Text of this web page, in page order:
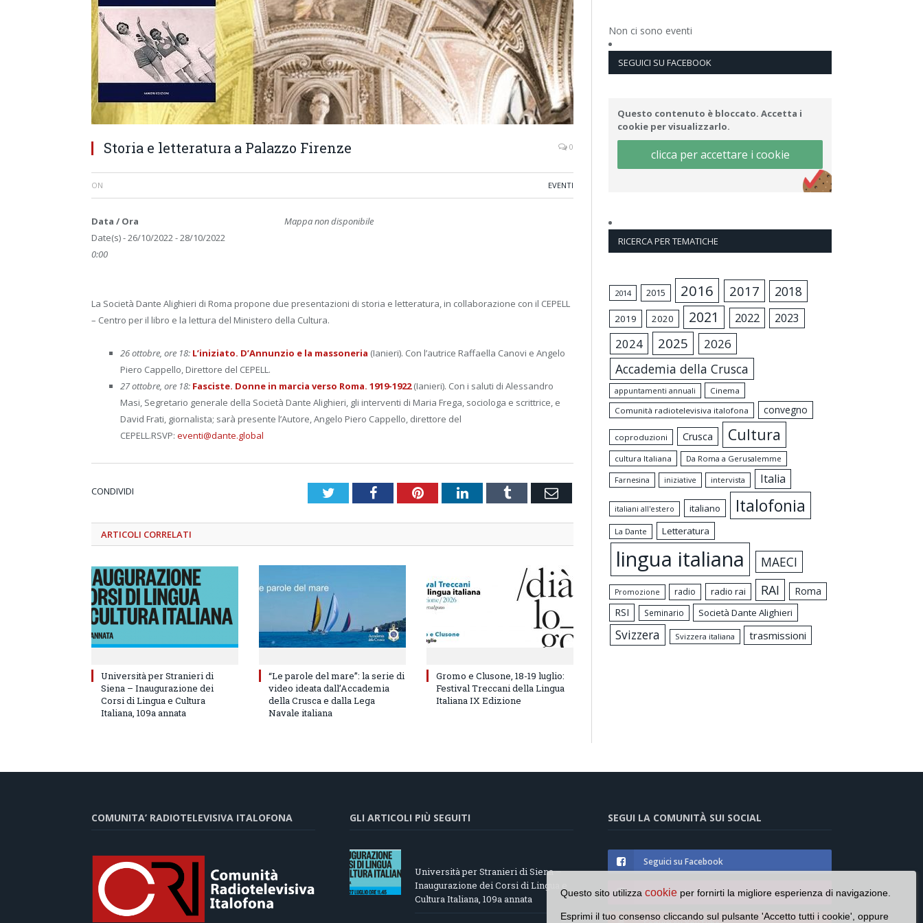
Storia e letteratura a Palazzo Firenze 0
ON EVENTI
Mappa non disponibile
Data / Ora
Date(s) - 26/10/2022 - 28/10/2022
0:00
La Società Dante Alighieri di Roma propone due presentazioni di storia e letteratura, in collaborazione con il CEPELL
– Centro per il libro e la lettura del Ministero della Cultura.
26 ottobre, ore 18: L’iniziato. D’Annunzio e la massoneria (Ianieri). Con l’autrice Raffaella Canovi e Angelo
Piero Cappello, Direttore del CEPELL.
27 ottobre, ore 18: Fasciste. Donne in marcia verso Roma. 1919-1922(Ianieri). Con i saluti di Alessandro
Masi, Segretario generale della Società Dante Alighieri, gli interventi di Maria Frega, sociologa e scrittrice, e
David Frati, giornalista; sarà presente l’Autore, Angelo Piero Cappello, direttore del
CEPELL.RSVP: eventi@dante.global
CONDIVIDI TwitterFacebookPinterestLinkedInTumblr Email
ARTICOLI CORRELATI
Università per Stranieri di
Siena – Inaugurazione dei
Corsi di Lingua e Cultura
Italiana, 109a annata
“Le parole del mare”: la serie di
video ideata dall’Accademia
della Crusca e dalla Lega
Navale italiana
Gromo e Clusone, 18-19 luglio:
Festival Treccani della Lingua
Italiana IX Edizione
Non ci sono eventi
SEGUICI SU FACEBOOK
Questo contenuto è bloccato. Accetta i
cookie per visualizzarlo.
clicca per accettare i cookie
RICERCA PER TEMATICHE
2014 2015 2016 2017 2018
2019 2020 2021 2022 2023
2024 2025 2026
Accademia della Crusca
appuntamenti annuali
Cinema
Comunità radiotelevisiva italofona
convegno
coproduzioni Crusca Cultura
cultura Italiana Da Roma a Gerusalemme
Farnesina iniziative intervista Italia
italiani all'estero italiano Italofonia
La Dante Letteratura
lingua italiana MAECI
Promozione radio radio rai RAI
Roma
RSI
Seminario Società Dante Alighieri
Svizzera Svizzera italiana trasmissioni
COMUNITA’ RADIOTELEVISIVA ITALOFONA GLI ARTICOLI PIÙ SEGUITI
Università per Stranieri di Siena –
Inaugurazione dei Corsi di Lingua e
Cultura Italiana, 109a annata
SEGUI LA COMUNITÀ SUI SOCIAL
Seguici su Facebook
Seguici su Instagram
Questo sito utilizzacookie per fornirti la migliore esperienza di navigazione.
Esprimi il tuo consenso cliccando sul pulsante 'Accetto tutti i cookie', oppure